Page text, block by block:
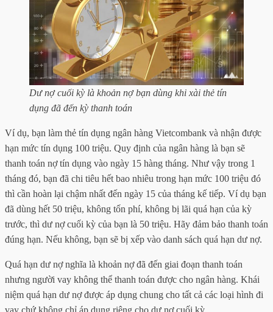
Dư nợ cuối kỳ là khoản nợ bạn dùng khi xài thẻ tín
dụng đã đến kỳ thanh toán
Ví dụ, bạn làm thẻ tín dụng ngân hàng Vietcombank và nhận được
hạn mức tín dụng 100 triệu. Quy định của ngân hàng là bạn sẽ
thanh toán nợ tín dụng vào ngày 15 hàng tháng. Như vậy trong 1
tháng đó, bạn đã chi tiêu hết bao nhiêu trong hạn mức 100 triệu đó
thì cần hoàn lại chậm nhất đến ngày 15 của tháng kế tiếp. Ví dụ bạn
đã dùng hết 50 triệu, không tốn phí, không bị lãi quá hạn của kỳ
trước, thì dư nợ cuối kỳ của bạn là 50 triệu. Hãy đảm bảo thanh toán
đúng hạn. Nếu không, bạn sẽ bị xếp vào danh sách quá hạn dư nợ.
Quá hạn dư nợ nghĩa là khoản nợ đã đến giai đoạn thanh toán
nhưng người vay không thể thanh toán được cho ngân hàng. Khái
niệm quá hạn dư nợ được áp dụng chung cho tất cả các loại hình đi